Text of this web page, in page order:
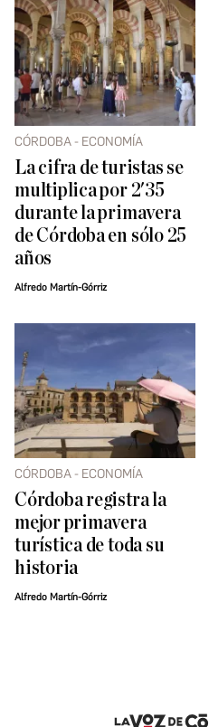
CÓRDOBA - ECONOMÍA
La cifra de turistas se
multiplica por 2'35
durante la primavera
de Córdoba en sólo 25
años
Alfredo Martín-Górriz
CÓRDOBA - ECONOMÍA
Córdoba registra la
mejor primavera
turística de toda su
historia
Alfredo Martín-Górriz